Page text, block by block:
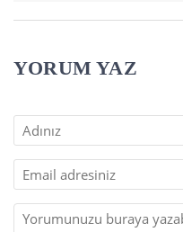
YORUM YAZ